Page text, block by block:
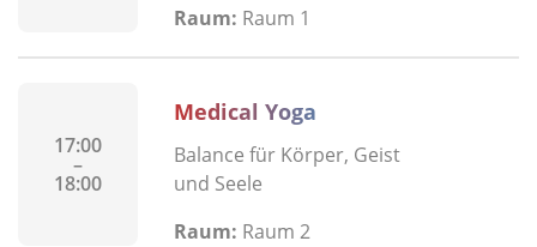
Raum: Raum 1
17:00
–
18:00
Medical Yoga
Balance für Körper, Geist
und Seele
Raum: Raum 2